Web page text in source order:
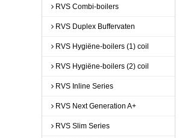
RVS Combi-boilers
RVS Duplex Buffervaten
RVS Hygiëne-boilers (1) coil
RVS Hygiëne-boilers (2) coil
RVS Inline Series
RVS Next Generation A+
RVS Slim Series